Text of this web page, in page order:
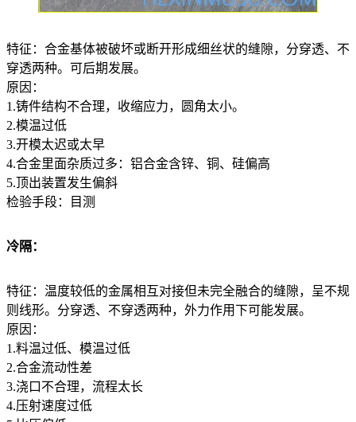
特征：合金基体被破坏或断开形成细丝状的缝隙，分穿透、不
穿透两种。可后期发展。
原因：
1.铸件结构不合理，收缩应力，圆角太小。
2.模温过低
3.开模太迟或太早
4.合金里面杂质过多：铝合金含锌、铜、硅偏高
5.顶出装置发生偏斜
检验手段：目测
冷隔：
特征：温度较低的金属相互对接但未完全融合的缝隙，呈不规
则线形。分穿透、不穿透两种，外力作用下可能发展。
原因：
1.料温过低、模温过低
2.合金流动性差
3.浇口不合理，流程太长
4.压射速度过低